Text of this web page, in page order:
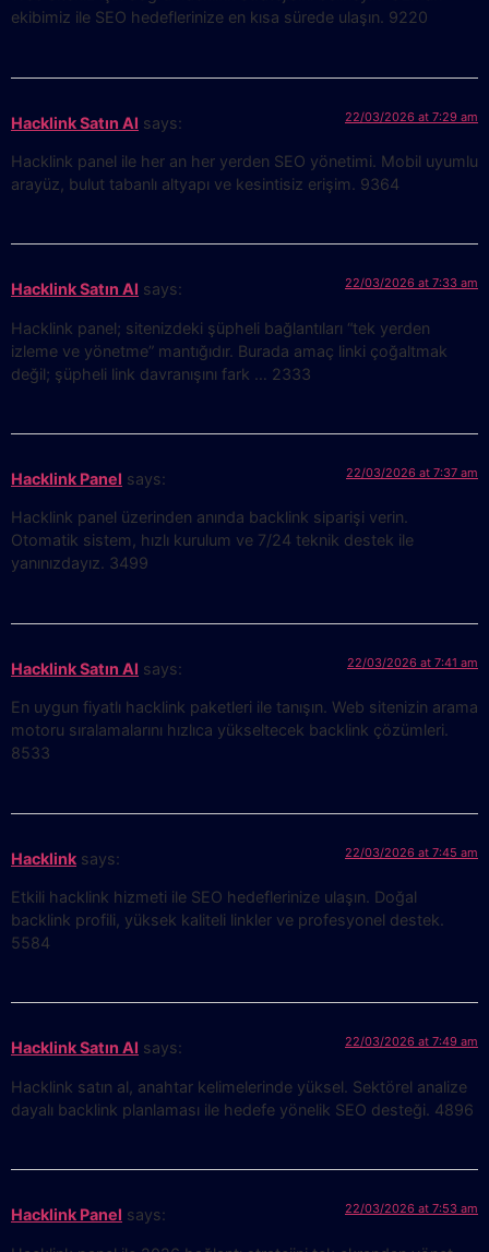
ekibimiz ile SEO hedeflerinize en kısa sürede ulaşın. 9220
Hacklink Satın Al says: 22/03/2026 at 7:29 am
Hacklink panel ile her an her yerden SEO yönetimi. Mobil uyumlu
arayüz, bulut tabanlı altyapı ve kesintisiz erişim. 9364
Hacklink Satın Al says: 22/03/2026 at 7:33 am
Hacklink panel; sitenizdeki şüpheli bağlantıları “tek yerden
izleme ve yönetme” mantığıdır. Burada amaç linki çoğaltmak
değil; şüpheli link davranışını fark … 2333
Hacklink Panel says: 22/03/2026 at 7:37 am
Hacklink panel üzerinden anında backlink siparişi verin.
Otomatik sistem, hızlı kurulum ve 7/24 teknik destek ile
yanınızdayız. 3499
Hacklink Satın Al says: 22/03/2026 at 7:41 am
En uygun fiyatlı hacklink paketleri ile tanışın. Web sitenizin arama
motoru sıralamalarını hızlıca yükseltecek backlink çözümleri.
8533
Hacklink says: 22/03/2026 at 7:45 am
Etkili hacklink hizmeti ile SEO hedeflerinize ulaşın. Doğal
backlink profili, yüksek kaliteli linkler ve profesyonel destek.
5584
Hacklink Satın Al says: 22/03/2026 at 7:49 am
Hacklink satın al, anahtar kelimelerinde yüksel. Sektörel analize
dayalı backlink planlaması ile hedefe yönelik SEO desteği. 4896
Hacklink Panel says: 22/03/2026 at 7:53 am